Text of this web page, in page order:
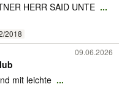
HERR SAID UNTE ...
2018
09.06.2026
mit leichte ...